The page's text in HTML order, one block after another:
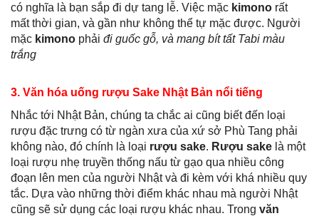
có nghĩa là bạn sắp đi dự tang lễ. Việc mặc kimono rất
mất thời gian, và gần như không thể tự mặc được. Người
mặc kimono phải đi guốc gỗ, và mang bít tất Tabi màu
trắng
3. Văn hóa uống rượu Sake Nhật Bản nổi tiếng
Nhắc tới Nhật Bản, chúng ta chắc ai cũng biết đến loại
rượu đặc trưng có từ ngàn xưa của xứ sở Phù Tang phải
không nào, đó chính là loại rượu sake. Rượu sake là một
loại rượu nhẹ truyền thống nấu từ gạo qua nhiều công
đoạn lên men của người Nhật và đi kèm với khá nhiều quy
tắc. Dựa vào những thời điểm khác nhau mà người Nhật
cũng sẽ sử dụng các loại rượu khác nhau. Trong văn